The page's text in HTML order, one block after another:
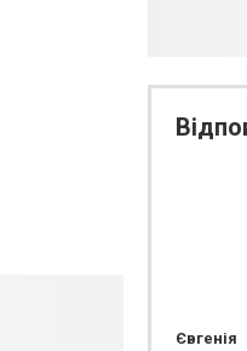
Євгенія